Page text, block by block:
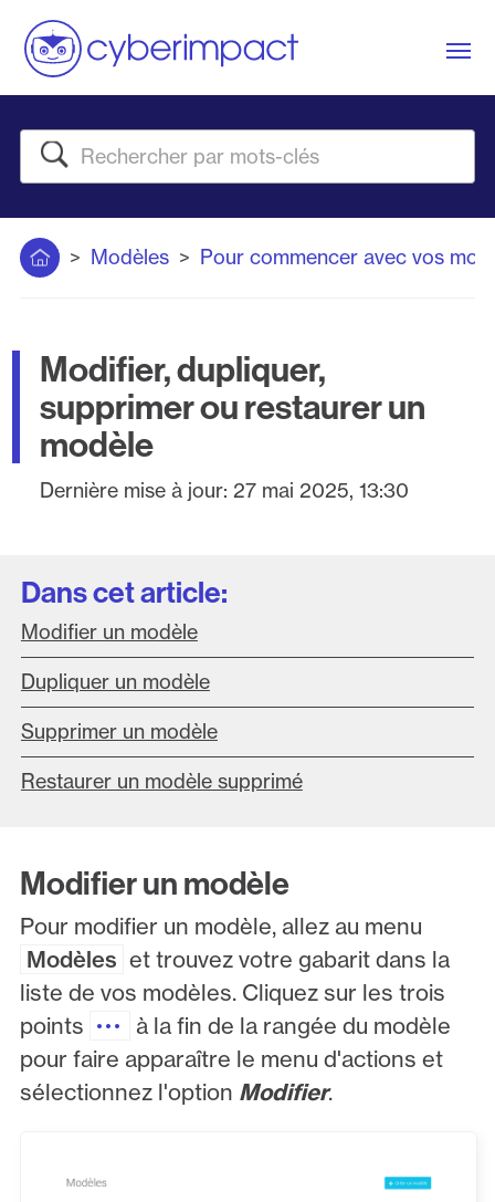
Rechercher
Accueil Modèles Pour commencer avec vos
Modifier, dupliquer,
supprimer ou restaurer un
modèle
Dernière mise à jour: 27 mai 2025, 13:30
Dans cet article:
Modifier un modèle
Dupliquer un modèle
Supprimer un modèle
Restaurer un modèle supprimé
Modifier un modèle
Pour modifier un modèle, allez au menu
Modèles et trouvez votre gabarit dans la
liste de vos modèles. Cliquez sur les trois
points
à la fin de la rangée du modèle
pour faire apparaître le menu d'actions et
sélectionnez l'option Modifier.